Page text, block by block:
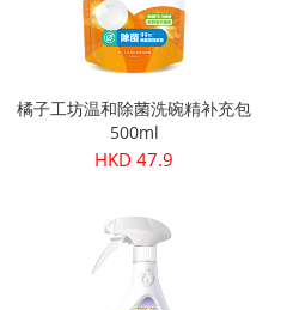
橘子工坊温和除菌洗碗精补充包
500ml
HKD 47.9